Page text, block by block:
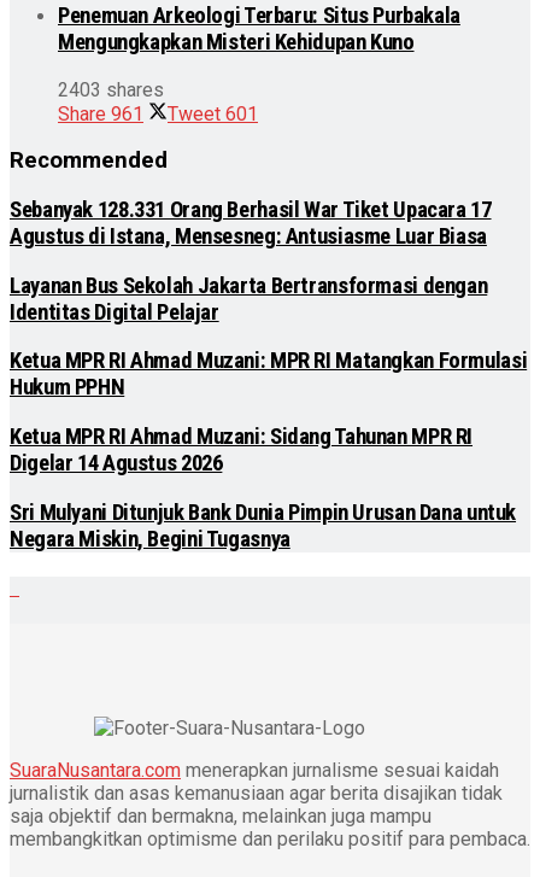
Penemuan Arkeologi Terbaru: Situs Purbakala
Mengungkapkan Misteri Kehidupan Kuno
2403 shares
Share 961 Tweet 601
Recommended
Sebanyak 128.331 Orang Berhasil War Tiket Upacara 17
Agustus di Istana, Mensesneg: Antusiasme Luar Biasa
Layanan Bus Sekolah Jakarta Bertransformasi dengan
Identitas Digital Pelajar
Ketua MPR RI Ahmad Muzani: MPR RI Matangkan Formulasi
Hukum PPHN
Ketua MPR RI Ahmad Muzani: Sidang Tahunan MPR RI
Digelar 14 Agustus 2026
Sri Mulyani Ditunjuk Bank Dunia Pimpin Urusan Dana untuk
Negara Miskin, Begini Tugasnya
SuaraNusantara.com menerapkan jurnalisme sesuai kaidah
jurnalistik dan asas kemanusiaan agar berita disajikan tidak
saja objektif dan bermakna, melainkan juga mampu
membangkitkan optimisme dan perilaku positif para pembaca.